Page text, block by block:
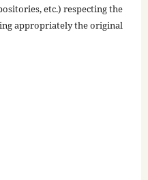
etc.) respecting the
appropriately the original